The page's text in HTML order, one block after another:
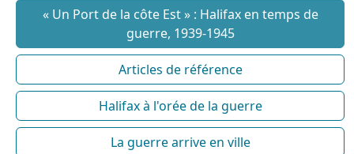
« Un Port de la côte Est » : Halifax en temps de
guerre, 1939-1945
Articles de référence
Halifax à l'orée de la guerre
La guerre arrive en ville